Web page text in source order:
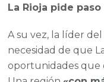
La Rioja pide
A su vez, la líder
necesidad de que
oportunidades que